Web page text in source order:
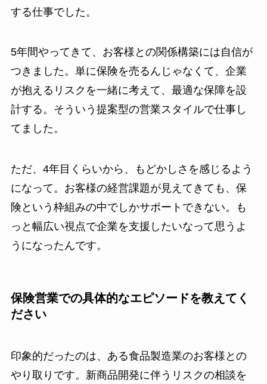
する仕事でした。
5年間やってきて、お客様との関係構築には自信が
つきました。単に保険を売るんじゃなくて、企業
が抱えるリスクを一緒に考えて、最適な保障を設
計する。そういう提案型の営業スタイルで仕事し
てました。
ただ、4年目くらいから、もどかしさを感じるよう
になって。お客様の経営課題が見えてきても、保
険という枠組みの中でしかサポートできない。も
っと幅広い視点で企業を支援したいなって思うよ
うになったんです。
保険営業での具体的なエピソードを教えてく
ださい
印象的だったのは、ある食品製造業のお客様との
やり取りです。新商品開発に伴うリスクの相談を